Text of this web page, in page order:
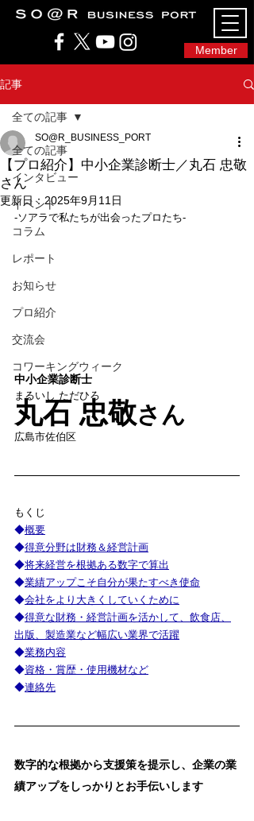
Member
SO@Rビジネスポート｜広島市のシェアオフィ
ス・コワーキングスペース
記事
全ての記事
インタビュー
イベント
コラム
レポート
お知らせ
プロ紹介
交流会
コワーキングウィーク
全ての記事
【プロ紹介】中小企業診断士／丸石 忠敬
さん
SO@R_BUSINESS_PORT
更新日：2025年9月11日
-ソアラで私たちが出会ったプロたち-
中小企業診断士
まるいし ただひろ
丸石 忠敬さん
広島市佐伯区
もくじ
◆概要
◆得意分野は財務＆経営計画
◆将来経営を根拠ある数字で算出
◆業績アップこそ自分が果たすべき使命
◆会社をより大きくしていくために
◆得意な財務・経営計画を活かして、飲食店、
出版、製造業など幅広い業界で活躍
◆業務内容
◆資格・賞歴・使用機材など
◆連絡先
数字的な根拠から支援策を提示し、企業の業
績アップをしっかりとお手伝いします